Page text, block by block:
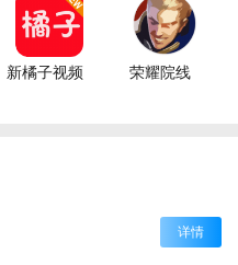
新橘子视频 荣耀院线
详情